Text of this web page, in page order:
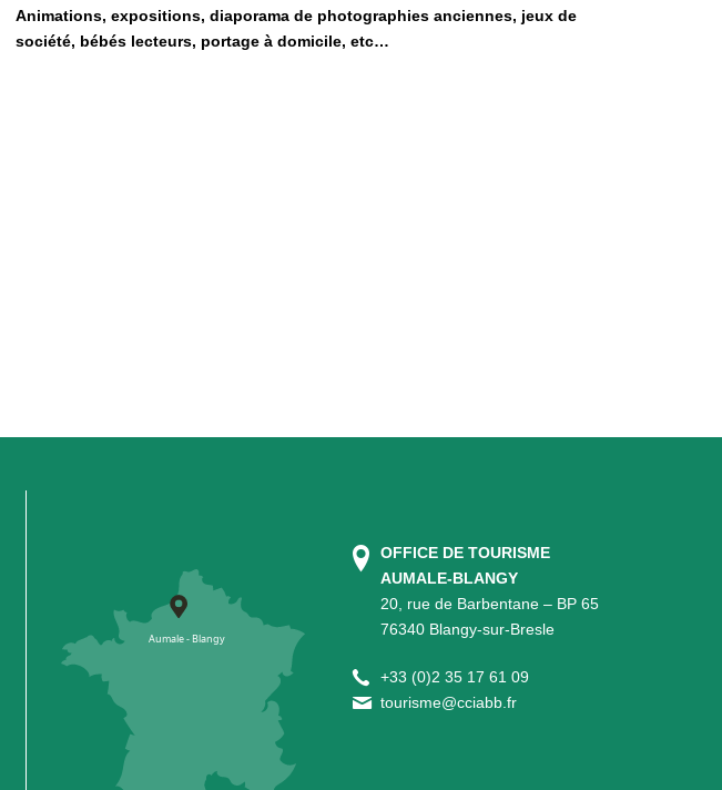
Animations, expositions, diaporama de photographies anciennes, jeux de
société, bébés lecteurs, portage à domicile, etc…
OFFICE DE TOURISME
AUMALE-BLANGY
20, rue de Barbentane – BP 65
76340 Blangy-sur-Bresle
+33 (0)2 35 17 61 09
tourisme@cciabb.fr